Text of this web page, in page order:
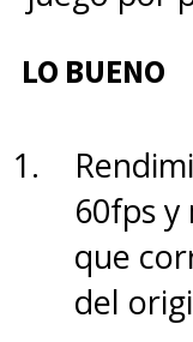
bajo
Los
trabaja
Su
LO BUENO
60fps y
que
del